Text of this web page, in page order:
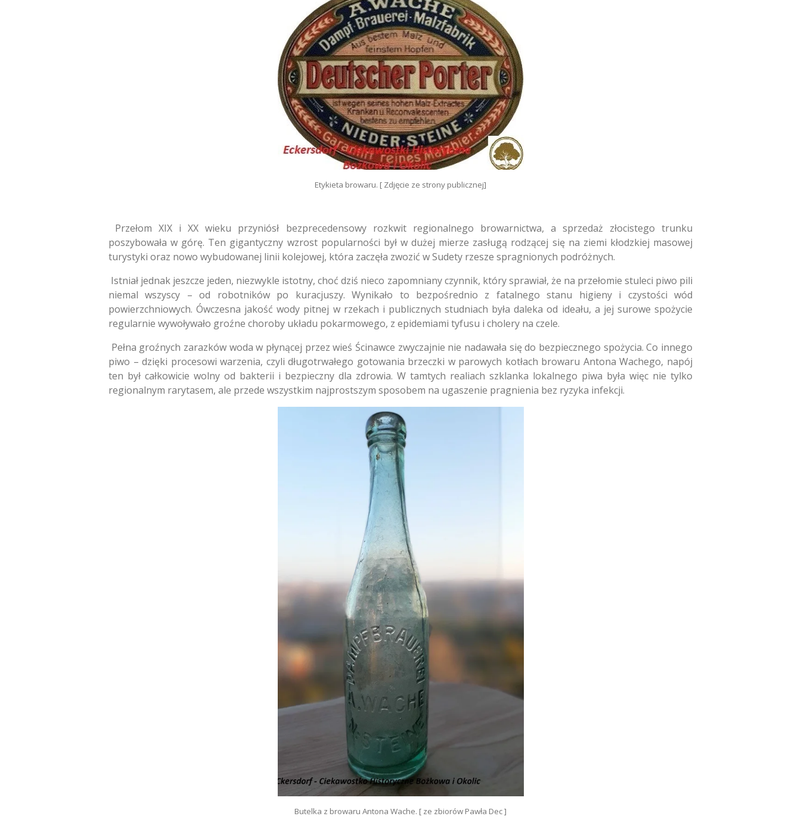
Etykieta browaru. [ Zdjęcie ze strony publicznej]
Przełom XIX i XX wieku przyniósł bezprecedensowy rozkwit regionalnego browarnictwa, a sprzedaż złocistego trunku
poszybowała w górę. Ten gigantyczny wzrost popularności był w dużej mierze zasługą rodzącej się na ziemi kłodzkiej masowej
turystyki oraz nowo wybudowanej linii kolejowej, która zaczęła zwozić w Sudety rzesze spragnionych podróżnych.
Istniał jednak jeszcze jeden, niezwykle istotny, choć dziś nieco zapomniany czynnik, który sprawiał, że na przełomie stuleci piwo pili
niemal wszyscy – od robotników po kuracjuszy. Wynikało to bezpośrednio z fatalnego stanu higieny i czystości wód
powierzchniowych. Ówczesna jakość wody pitnej w rzekach i publicznych studniach była daleka od ideału, a jej surowe spożycie
regularnie wywoływało groźne choroby układu pokarmowego, z epidemiami tyfusu i cholery na czele.
Pełna groźnych zarazków woda w płynącej przez wieś Ścinawce zwyczajnie nie nadawała się do bezpiecznego spożycia. Co innego
piwo – dzięki procesowi warzenia, czyli długotrwałego gotowania brzeczki w parowych kotłach browaru Antona Wachego, napój
ten był całkowicie wolny od bakterii i bezpieczny dla zdrowia. W tamtych realiach szklanka lokalnego piwa była więc nie tylko
regionalnym rarytasem, ale przede wszystkim najprostszym sposobem na ugaszenie pragnienia bez ryzyka infekcji.
Butelka z browaru Antona Wache. [ ze zbiorów Pawła Dec ]